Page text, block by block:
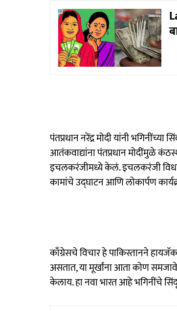
पंतप्रधान नरेंद्र मोदी यांनी
आतंकवाद्यांना पंतप्रधान मोदींमुळे
इचलकरंजीमध्ये केलं. इचलकरंजी
कामांचे उद्घाटन आणि लोकार्पण
काँग्रेसचे विचार हे पाकिस्तानने
असतात, या मूर्खांना आता कोण
केलाय. हा नवा भारत आहे भगिनींचे